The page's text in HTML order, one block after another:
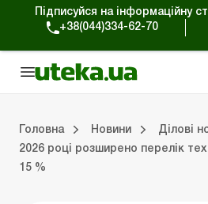
Підписуйся на інформаційну
+38(044)334-62-70
Головна Новини Ділові
2026 році розширено перелік
15 %